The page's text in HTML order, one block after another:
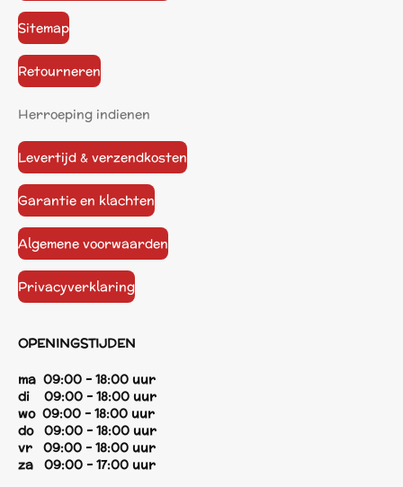
Sitemap
Retourneren
Herroeping indienen
Levertijd & verzendkosten
Garantie en klachten
Algemene voorwaarden
Privacyverklaring
OPENINGSTIJDEN
ma 09:00 - 18:00 uur
di 09:00 - 18:00 uur
wo 09:00 - 18:00 uur
do 09:00 - 18:00 uur
vr 09:00 - 18:00 uur
za 09:00 - 17:00 uur